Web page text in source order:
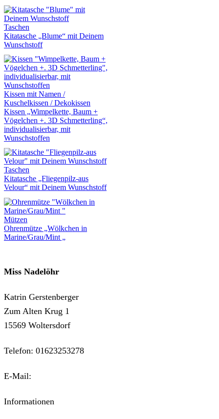
Taschen
Kitatasche „Blume“ mit Deinem
Wunschstoff
Kissen mit Namen /
Kuschelkissen / Dekokissen
Kissen „Wimpelkette, Baum +
Vögelchen +. 3D Schmetterling“,
individualisierbar, mit
Wunschstoffen
Taschen
Kitatasche „Fliegenpilz-aus
Velour“ mit Deinem Wunschstoff
Mützen
Ohrenmütze „Wölkchen in
Marine/Grau/Mint „
Miss Nadelöhr
Katrin Gerstenberger
Zum Alten Krug 1
15569 Woltersdorf
Telefon: 01623253278
E-Mail:
Informationen